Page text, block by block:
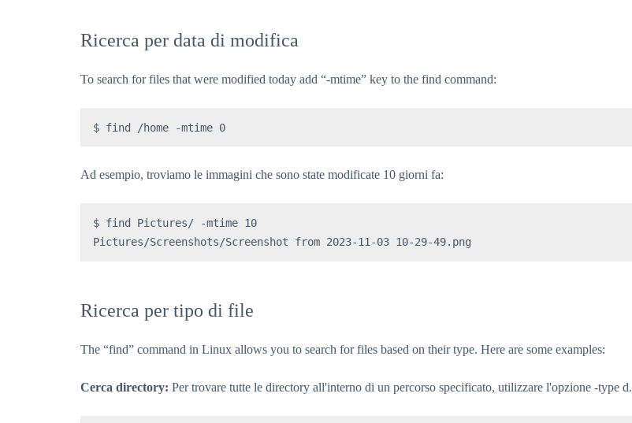
Ricerca per data di modifica
To search for files that were modified today add “-mtime” key to the find command:
$ find /home -mtime 0
Ad esempio, troviamo le immagini che sono state modificate 10 giorni fa:
$ find Pictures/ -mtime 10
Pictures/Screenshots/Screenshot from 2023-11-03 10-29-49.png
Ricerca per tipo di file
The “find” command in Linux allows you to search for files based on their type. Here are some examples:
Cerca directory: Per trovare tutte le directory all'interno di un percorso specificato, utilizzare l'opzione -type d.